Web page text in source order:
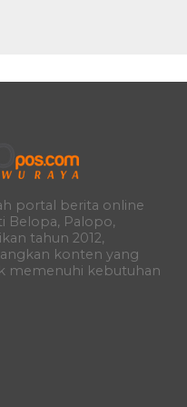
portal berita online
Belopa, Palopo,
tahun 2012,
konten yang
memenuhi kebutuhan